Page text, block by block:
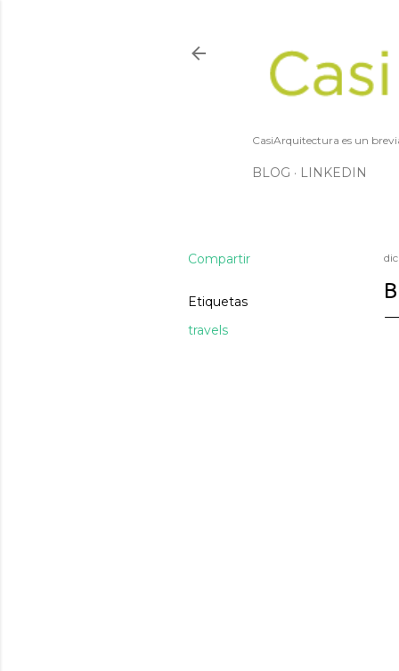
CasiArquitectura es un
BLOG LINKEDIN
Compartir
Etiquetas
travels